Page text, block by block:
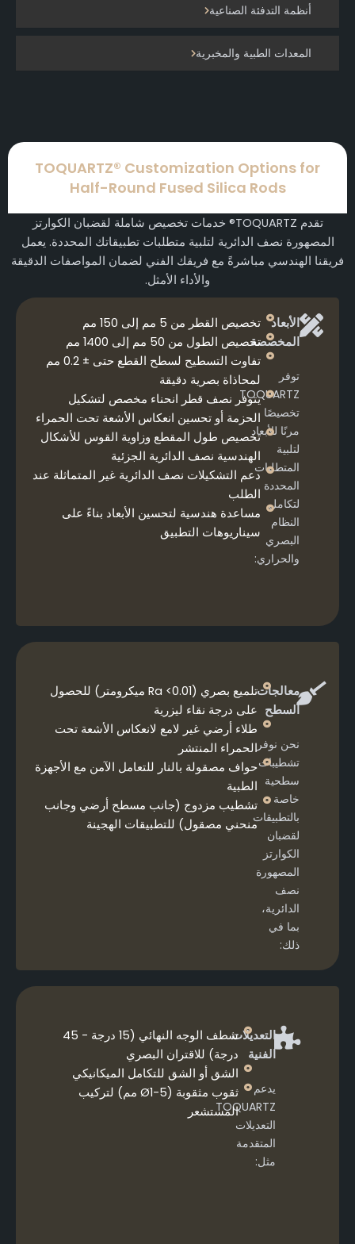
أنظمة التدفئة الصناعية
المعدات الطبية والمخبرية
TOQUARTZ® Customization Options for
Half-Round Fused Silica Rods
تقدم TOQUARTZ® خدمات تخصيص شاملة لقضبان الكوارتز
المصهورة نصف الدائرية لتلبية متطلبات تطبيقاتك المحددة. يعمل
فريقنا الهندسي مباشرةً مع فريقك الفني لضمان المواصفات الدقيقة
والأداء الأمثل.
الأبعاد
المخصصة
توفر
TOQUARTZ
تخصيصًا
مرنًا للأبعاد
لتلبية
المتطلبات
المحددة
لتكامل
النظام
البصري
والحراري:
تخصيص القطر من 5 مم إلى 150 مم
تخصيص الطول من 50 مم إلى 1400 مم
تفاوت التسطيح لسطح القطع حتى ± 0.2 مم
لمحاذاة بصرية دقيقة
يتوفر نصف قطر انحناء مخصص لتشكيل
الحزمة أو تحسين انعكاس الأشعة تحت الحمراء
تخصيص طول المقطع وزاوية القوس للأشكال
الهندسية نصف الدائرية الجزئية
دعم التشكيلات نصف الدائرية غير المتماثلة عند
الطلب
مساعدة هندسية لتحسين الأبعاد بناءً على
سيناريوهات التطبيق
معالجات
السطح
نحن نوفر
تشطيبات
سطحية
خاصة
بالتطبيقات
لقضبان
الكوارتز
المصهورة
نصف
الدائرية،
بما في
ذلك:
تلميع بصري (Ra <0.01 ميكرومتر) للحصول
على درجة نقاء ليزرية
طلاء أرضي غير لامع لانعكاس الأشعة تحت
الحمراء المنتشر
حواف مصقولة بالنار للتعامل الآمن مع الأجهزة
الطبية
تشطيب مزدوج (جانب مسطح أرضي وجانب
منحني مصقول) للتطبيقات الهجينة
التعديلات
الفنية
يدعم
TOQUARTZ
التعديلات
المتقدمة
مثل:
شطف الوجه النهائي (15 درجة - 45
درجة) للاقتران البصري
الشق أو الشق للتكامل الميكانيكي
ثقوب مثقوبة (Ø1-5 مم) لتركيب
المستشعر